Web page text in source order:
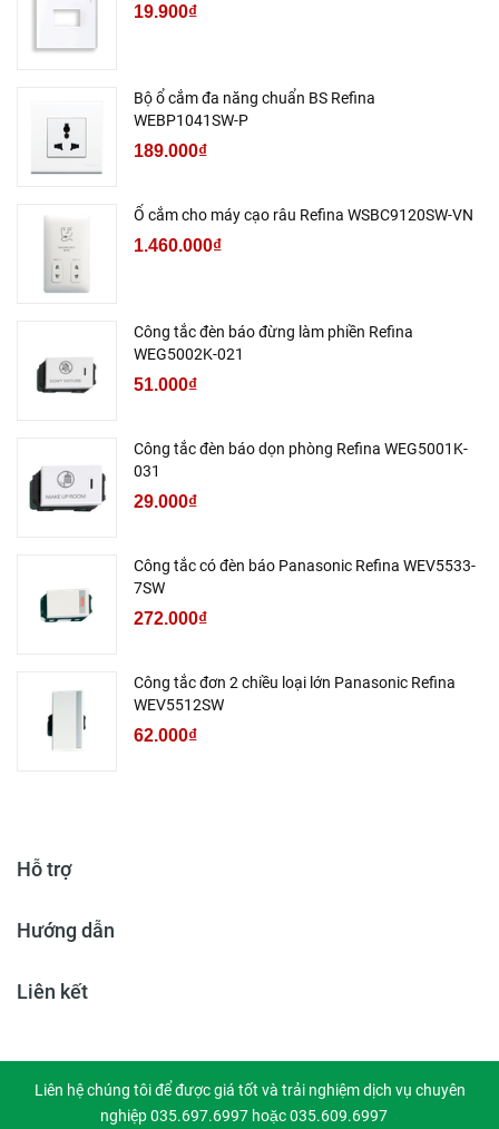
19.900₫
Bộ ổ cắm đa năng chuẩn BS Refina
WEBP1041SW-P
189.000₫
Ổ cắm cho máy cạo râu Refina WSBC9120SW-VN
1.460.000₫
Công tắc đèn báo đừng làm phiền Refina
WEG5002K-021
51.000₫
Công tắc đèn báo dọn phòng Refina WEG5001K-
031
29.000₫
Công tắc có đèn báo Panasonic Refina WEV5533-
7SW
272.000₫
Công tắc đơn 2 chiều loại lớn Panasonic Refina
WEV5512SW
62.000₫
Hỗ trợ
Hướng dẫn
Liên kết
Liên hệ chúng tôi để được giá tốt và trải nghiệm dịch vụ chuyên
nghiệp 035.697.6997 hoặc 035.609.6997